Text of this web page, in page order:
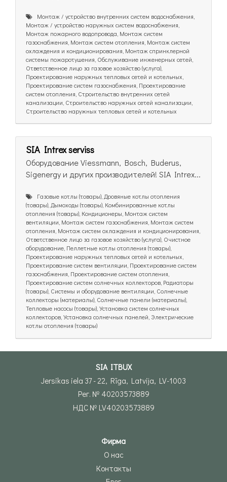
Монтаж / устройство внутренних систем водоснабжения,
Монтаж / устройство наружных систем водоснабжения,
Монтаж пожарного водопровода, Монтаж систем
газоснабжения, Монтаж систем отопления, Монтаж систем
охлаждения и кондиционирования, Монтаж спринклерной
системы пожаротушения, Обслуживание инженерных сетей,
Ответственное лицо за газовое хозяйство (услуга),
Проектирование наружных тепловых сетей и котельных,
Проектирование систем газоснабжения, Проектирование
систем отопления, Строительство внутренних сетей
канализации, Строительство наружных сетей канализации,
Строительство наружных тепловых сетей и котельных
SIA Intrex serviss
Оборудование Viessmann, Bosch, Buderus,
Sigenergy и других производителей! SIA Intrex...
Газовые котлы (товары), Дровяные котлы отопления
(товары), Дымоходы (товары), Комбинированные котлы
отопления (товары), Кондиционеры, Монтаж систем
вентиляции, Монтаж систем газоснабжения, Монтаж систем
отопления, Монтаж систем охлаждения и кондиционирования,
Ответственное лицо за газовое хозяйство (услуга), Очистное
оборудование, Пеллетные котлы отопления (товары),
Проектирование наружных тепловых сетей и котельных,
Проектирование систем вентиляции, Проектирование систем
газоснабжения, Проектирование систем отопления,
Проектирование систем солнечных коллекторов, Радиаторы
(товары), Системы и оборудование вентиляции, Солнечные
коллекторы (материалы), Солнечные панели (материалы),
Тепловые насосы (товары), Установка систем солнечных
коллекторов, Установка солнечных панелей, Электрические
котлы отопления (товары)
SIA ITBUX
Jersikas iela 37 - 22, Rīga, Latvija, LV-1003
Рег. № 40203573889
НДС № LV40203573889
Фирма
О нас
Контакты